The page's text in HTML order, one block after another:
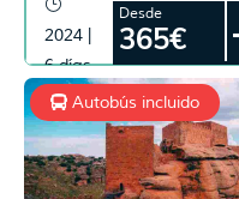
LINARES - BAÑOS DE LA
ENCINA - ANDÚJAR
2024 |
6 días
Desde
365€
Autobús incluido